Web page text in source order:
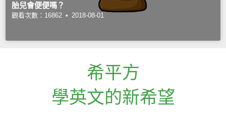
胎兒會便便嗎？
觀看次數：16862 • 2018-08-01
希平方
學英文的新希望